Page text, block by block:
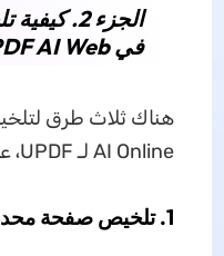
في UPDF AI Web
AI Online لـ UPDF، على النحو التالي:
1. تلخيص صفحة محددة